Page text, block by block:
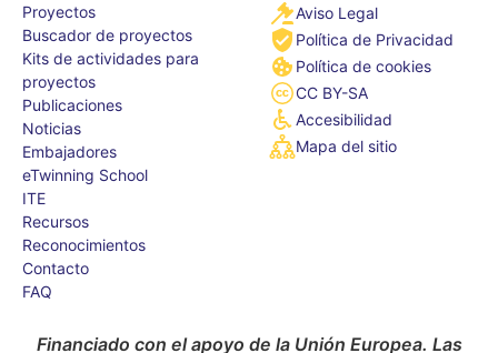
Proyectos
Buscador de proyectos
Kits de actividades para
proyectos
Publicaciones
Noticias
Embajadores
eTwinning School
ITE
Recursos
Reconocimientos
Contacto
FAQ
Aviso Legal
Política de Privacidad
Política de cookies
CC BY-SA
Accesibilidad
Mapa del sitio
Financiado con el apoyo de la Unión Europea. Las